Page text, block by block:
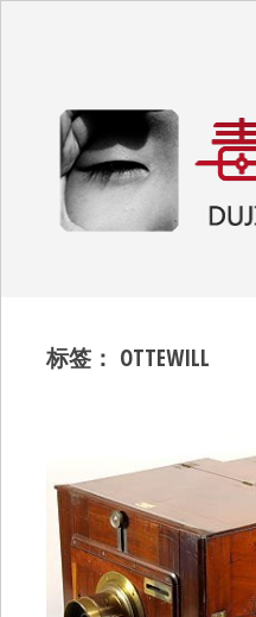
标签： OTTEWILL